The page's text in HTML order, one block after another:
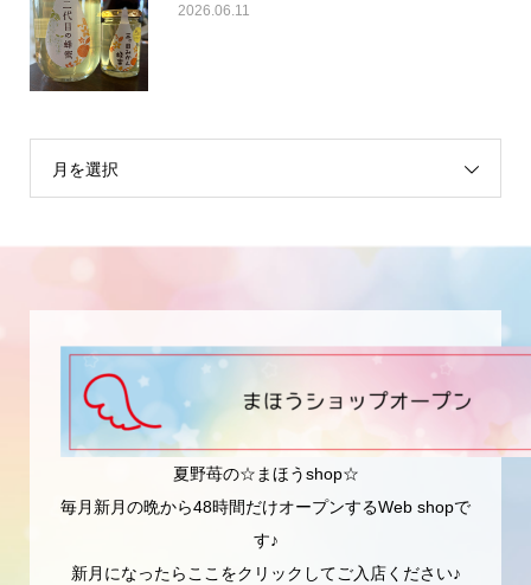
2026.06.11
月を選択
夏野苺の☆まほうshop☆
毎月新月の晩から48時間だけオープンするWeb shopで
す♪
新月になったらここをクリックしてご入店ください♪